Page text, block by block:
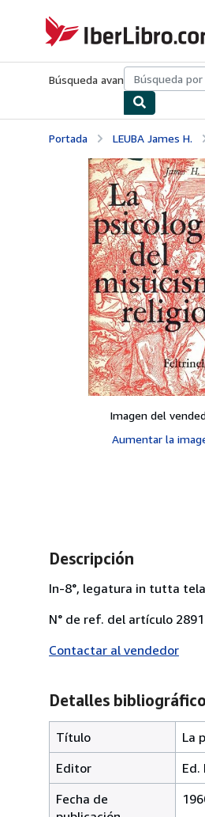
IberLibro.com
Búsqueda avanzadaColecciones
Portada LEUBA James H.
Imagen del
Aumentar la
Descripción
In-8°, legatura in tutta
N° de ref. del artículo
Contactar al vendedor
Detalles
Título
La
Editor
Ed.
Fecha de